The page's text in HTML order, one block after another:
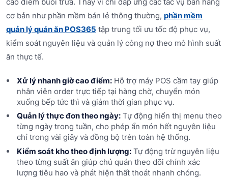
cao điểm buổi trưa. Thay vì chỉ đáp ứng các tác vụ bán hàng
cơ bản như phần mềm bán lẻ thông thường, phần mềm
quản lý quán ăn POS365 tập trung tối ưu tốc độ phục vụ,
kiểm soát nguyên liệu và quản lý công nợ theo mô hình suất
ăn thực tế.
Xử lý nhanh giờ cao điểm:Hỗ trợ máy POS cầm tay giúp
nhân viên order trực tiếp tại hàng chờ, chuyển món
xuống bếp tức thì và giảm thời gian phục vụ.
Quản lý thực đơn theo ngày:Tự động hiển thị menu theo
từng ngày trong tuần, cho phép ẩn món hết nguyên liệu
chỉ trong vài giây và đồng bộ trên toàn hệ thống.
Kiểm soát kho theo định lượng:Tự động trừ nguyên liệu
theo từng suất ăn giúp chủ quán theo dõi chính xác
lượng tiêu hao và phát hiện thất thoát nhanh chóng.